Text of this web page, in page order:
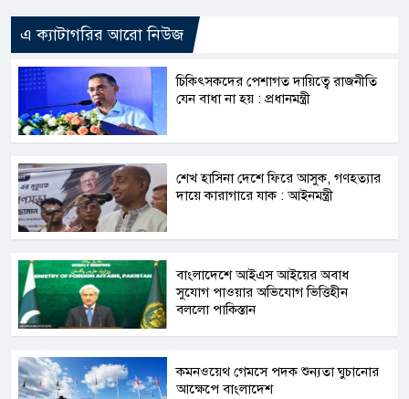
এ ক্যাটাগরির আরো নিউজ
চিকিৎসকদের পেশাগত দায়িত্বে রাজনীতি
যেন বাধা না হয় : প্রধানমন্ত্রী
শেখ হাসিনা দেশে ফিরে আসুক, গণহত্যার
দায়ে কারাগারে যাক : আইনমন্ত্রী
বাংলাদেশে আইএস আইয়ের অবাধ
সুযোগ পাওয়ার অভিযোগ ভিত্তিহীন
বললো পাকিস্তান
কমনওয়েথ গেমসে পদক শুন্যতা ঘুচানোর
আক্ষেপে বাংলাদেশ